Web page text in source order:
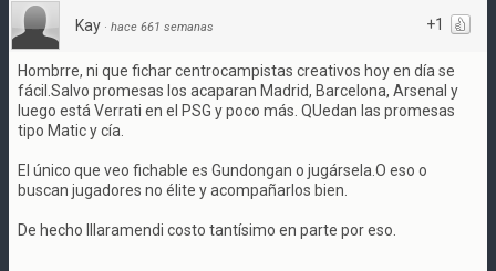
+1
Kay · hace 661 semanas
Hombrre, ni que fichar centrocampistas creativos hoy en día se
fácil.Salvo promesas los acaparan Madrid, Barcelona, Arsenal y
luego está Verrati en el PSG y poco más. QUedan las promesas
tipo Matic y cía.
El único que veo fichable es Gundongan o jugársela.O eso o
buscan jugadores no élite y acompañarlos bien.
De hecho Illaramendi costo tantísimo en parte por eso.